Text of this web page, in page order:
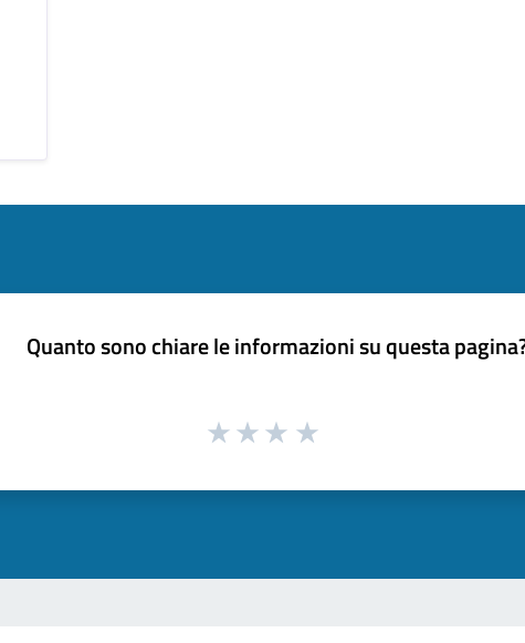
Quanto sono chiare le informazioni su questa